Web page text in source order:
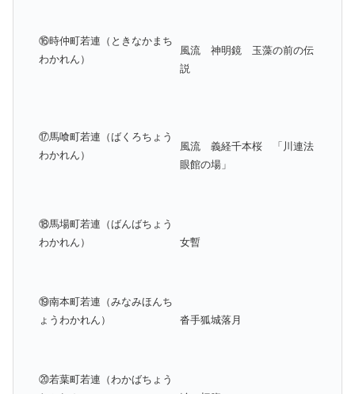
⑯時仲町若連（ときなかまち
わかれん）
風流 神明鏡 玉藻の前の伝
説
⑰馬喰町若連（ばくろちょう
わかれん）
風流 義経千本桜 「川連法
眼館の場」
⑱馬場町若連（ばんばちょう
わかれん）
女暫
⑲南本町若連（みなみほんち
ょうわかれん）
沓手狐城落月
⑳若葉町若連（わかばちょう